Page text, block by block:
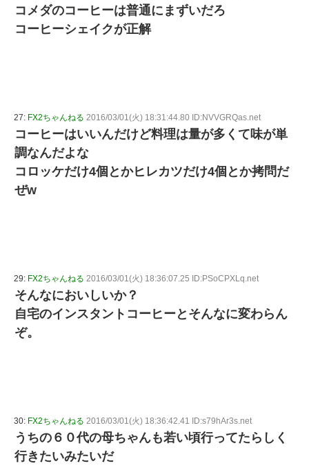
コメダのコーヒーは普通にまずいだろ
コーヒーシェイクが正解
27: FX2ちゃんねる 2016/03/01(火) 18:31:44.80 ID:NVVGRQas.net
コーヒーはいいんだけど料理は量が多くて味が単
調なんだよな
コロッケだけ4個とかヒレカツだけ4個とか拷問だ
ぜw
29: FX2ちゃんねる 2016/03/01(火) 18:36:07.25 ID:PSoCPXLq.net
そんなにおいしいか？
自宅のインスタントコーヒーとそんなに変わらん
ぞ。
30: FX2ちゃんねる 2016/03/01(火) 18:36:42.41 ID:s79hAr3s.net
うちの６０代の母ちゃんも若い頃行ってたらしく
行きたいみたいだ